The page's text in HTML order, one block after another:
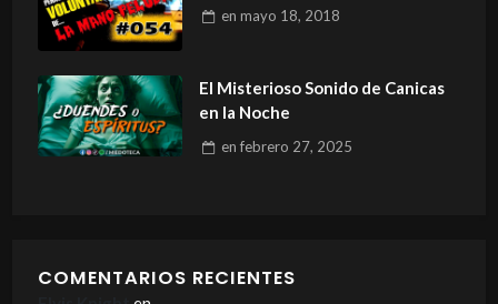
en mayo 18, 2018
El Misterioso Sonido de Canicas
en la Noche
en febrero 27, 2025
COMENTARIOS RECIENTES